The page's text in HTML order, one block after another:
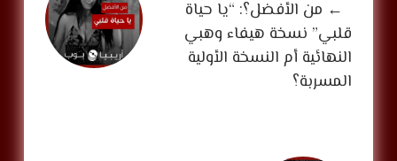
← من الأفضل؟: “يا حياة
قلبي” نسخة هيفاء وهبي
النهائية أم النسخة الأولية
المسربة؟